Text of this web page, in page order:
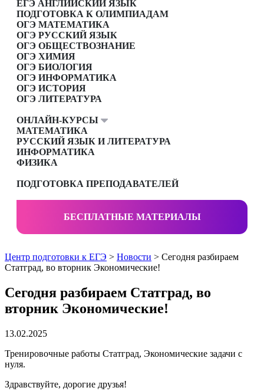
ЕГЭ АНГЛИЙСКИЙ ЯЗЫК
ПОДГОТОВКА К ОЛИМПИАДАМ
ОГЭ МАТЕМАТИКА
ОГЭ РУССКИЙ ЯЗЫК
ОГЭ ОБЩЕСТВОЗНАНИЕ
ОГЭ ХИМИЯ
ОГЭ БИОЛОГИЯ
ОГЭ ИНФОРМАТИКА
ОГЭ ИСТОРИЯ
ОГЭ ЛИТЕРАТУРА
ОНЛАЙН-КУРСЫ
МАТЕМАТИКА
РУССКИЙ ЯЗЫК И ЛИТЕРАТУРА
ИНФОРМАТИКА
ФИЗИКА
ПОДГОТОВКА ПРЕПОДАВАТЕЛЕЙ
БЕСПЛАТНЫЕ МАТЕРИАЛЫ
Центр подготовки к ЕГЭ > Новости > Сегодня разбираем
Статград, во вторник Экономические!
Сегодня разбираем Статград, во
вторник Экономические!
13.02.2025
Тренировочные работы Статград, Экономические задачи с
нуля.
Здравствуйте, дорогие друзья!